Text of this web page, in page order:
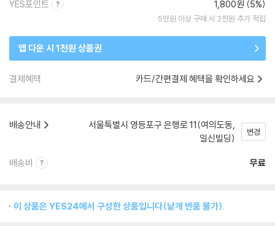
YES포인트 1,800원 (5%)
5만원 이상 구매 시 2천원 추가 적립
앱 다운 시 1천원 상품권
결제혜택 카드/간편결제 혜택을 확인하세요
배송안내
서울특별시 영등포구 은행로 11(여의도동,
일신빌딩)
변경
배송비 무료
이 상품은 YES24에서 구성한 상품입니다(낱개 반품 불가).